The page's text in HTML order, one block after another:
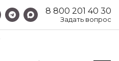
8 800 201 40 30
Задать вопрос